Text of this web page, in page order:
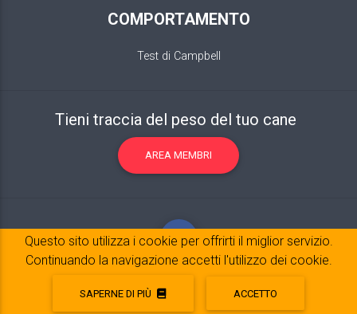
COMPORTAMENTO
Test di Campbell
Tieni traccia del peso del tuo cane
AREA MEMBRI
Avviso legale© 2017-2020 Copyright:belpatt.fr
Questo sito utilizza i cookie per offrirti il ​​miglior servizio.
Continuando la navigazione accetti l'utilizzo dei cookie.
SAPERNE DI PIÙ ACCETTO